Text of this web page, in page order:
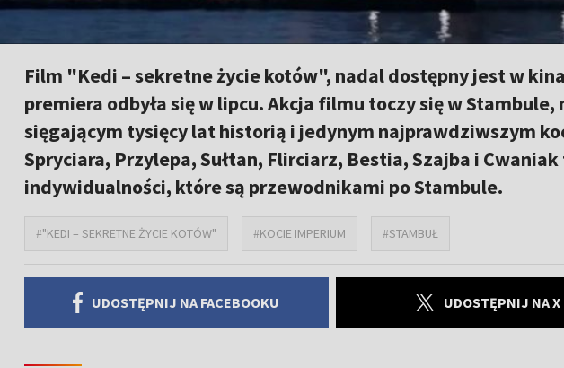
Film "Kedi – sekretne życie kotów", nadal dostępny jest w
premiera odbyła się w lipcu. Akcja filmu toczy się w Stambule,
sięgającym tysięcy lat historią i jedynym najprawdziwszym
Spryciara, Przylepa, Sułtan, Flirciarz, Bestia, Szajba i
indywidualności, które są przewodnikami po Stambule.
#"KEDI – SEKRETNE ŻYCIE KOTÓW" #KOCIE IMPERIUM #STAMBUŁ
UDOSTĘPNIJ NA FACEBOOKU UDOSTĘPNIJ NA X